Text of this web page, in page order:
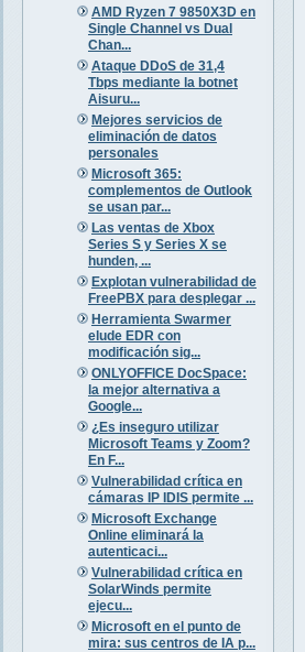
AMD Ryzen 7 9850X3D en
Single Channel vs Dual
Chan...
Ataque DDoS de 31,4
Tbps mediante la botnet
Aisuru...
Mejores servicios de
eliminación de datos
personales
Microsoft 365:
complementos de Outlook
se usan par...
Las ventas de Xbox
Series S y Series X se
hunden, ...
Explotan vulnerabilidad de
FreePBX para desplegar ...
Herramienta Swarmer
elude EDR con
modificación sig...
ONLYOFFICE DocSpace:
la mejor alternativa a
Google...
¿Es inseguro utilizar
Microsoft Teams y Zoom?
En F...
Vulnerabilidad crítica en
cámaras IP IDIS permite ...
Microsoft Exchange
Online eliminará la
autenticaci...
Vulnerabilidad crítica en
SolarWinds permite
ejecu...
Microsoft en el punto de
mira: sus centros de IA p...